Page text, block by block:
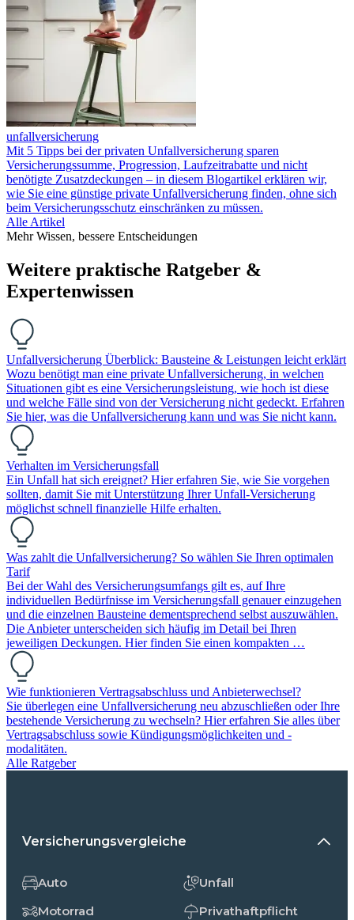
unfallversicherung
Mit 5 Tipps bei der privaten Unfallversicherung sparen
Versicherungssumme, Progression, Laufzeitrabatte und nicht
benötigte Zusatzdeckungen – in diesem Blogartikel erklären wir,
wie Sie eine günstige private Unfallversicherung finden, ohne sich
beim Versicherungsschutz einschränken zu müssen.
Alle Artikel
Mehr Wissen, bessere Entscheidungen
Weitere praktische Ratgeber &
Expertenwissen
Unfallversicherung Überblick: Bausteine & Leistungen leicht erklärt
Wozu benötigt man eine private Unfallversicherung, in welchen
Situationen gibt es eine Versicherungsleistung, wie hoch ist diese
und welche Fälle sind von der Versicherung nicht gedeckt. Erfahren
Sie hier, was die Unfallversicherung kann und was Sie nicht kann.
Verhalten im Versicherungsfall
Ein Unfall hat sich ereignet? Hier erfahren Sie, wie Sie vorgehen
sollten, damit Sie mit Unterstützung Ihrer Unfall-Versicherung
möglichst schnell finanzielle Hilfe erhalten.
Was zahlt die Unfallversicherung? So wählen Sie Ihren optimalen
Tarif
Bei der Wahl des Versicherungsumfangs gilt es, auf Ihre
individuellen Bedürfnisse im Versicherungsfall genauer einzugehen
und die einzelnen Bausteine dementsprechend selbst auszuwählen.
Die Anbieter unterscheiden sich häufig im Detail bei Ihren
jeweiligen Deckungen. Hier finden Sie einen kompakten …
Wie funktionieren Vertragsabschluss und Anbieterwechsel?
Sie überlegen eine Unfallversicherung neu abzuschließen oder Ihre
bestehende Versicherung zu wechseln? Hier erfahren Sie alles über
Vertragsabschluss sowie Kündigungsmöglichkeiten und -
modalitäten.
Alle Ratgeber
Versicherungsvergleiche
Auto
Motorrad
Unfall
Privathaftpflicht